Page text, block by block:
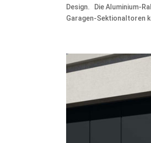
Design. Die Aluminium-
Garagen-Sektionaltoren